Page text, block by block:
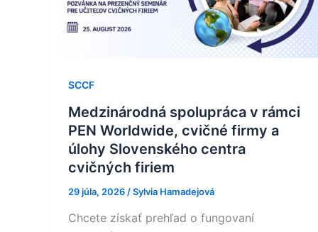
SCCF
Medzinárodná spolupráca v rámci
PEN Worldwide, cvičné firmy a
úlohy Slovenského centra
cvičných firiem
29 júla, 2026 /Sylvia Hamadejová
Chcete získať prehľad o fungovaní
Worldwide,
cvičné
úlohy
centra
cvičných
firiem